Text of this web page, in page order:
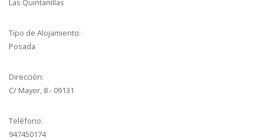
Las Quintanillas
Tipo de Alojamiento:
Posada
Dirección:
C/ Mayor, 8 - 09131
Teléfono:
947450174